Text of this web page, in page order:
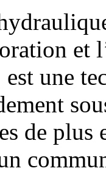
et
est une
de plus